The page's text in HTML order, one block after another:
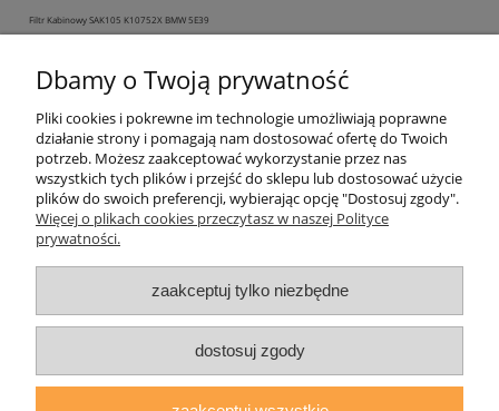
Filtr Kabinowy SAK105 K10752X BMW 5E39
Wysyłka w:
83,77 zł
do koszyka
« 1 2 3 4 5 ... 22 »
Warunki zakupów
Moje konto
Dbamy o Twoją prywatność
Pliki cookies i pokrewne im technologie umożliwiają poprawne
działanie strony i pomagają nam dostosować ofertę do Twoich
potrzeb. Możesz zaakceptować wykorzystanie przez nas
wszystkich tych plików i przejść do sklepu lub dostosować użycie
plików do swoich preferencji, wybierając opcję "Dostosuj zgody".
Więcej o plikach cookies przeczytasz w naszej Polityce
prywatności.
zaakceptuj tylko niezbędne
dostosuj zgody